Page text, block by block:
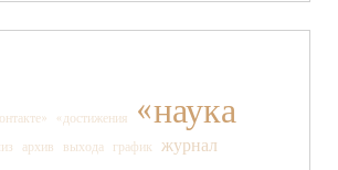
«достижения «наука
архив выхода график
журнал